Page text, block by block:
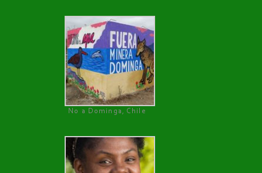
No a Dominga, Chile